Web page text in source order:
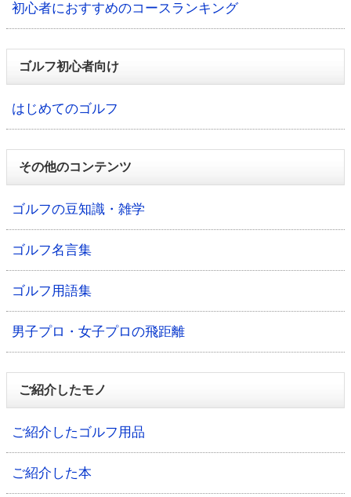
初心者におすすめのコースランキング
ゴルフ初心者向け
はじめてのゴルフ
その他のコンテンツ
ゴルフの豆知識・雑学
ゴルフ名言集
ゴルフ用語集
男子プロ・女子プロの飛距離
ご紹介したモノ
ご紹介したゴルフ用品
ご紹介した本